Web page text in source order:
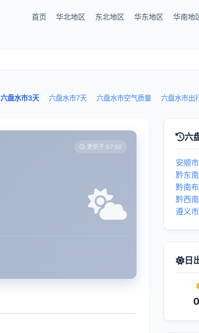
首页 华北地区 东北地区 华东地区 华南地
六盘水市3天 六盘水市7天 六盘水市空气质量 六盘水市出
更新于 07:50
六
安顺市
黔东
黔南
黔西
遵义市
日